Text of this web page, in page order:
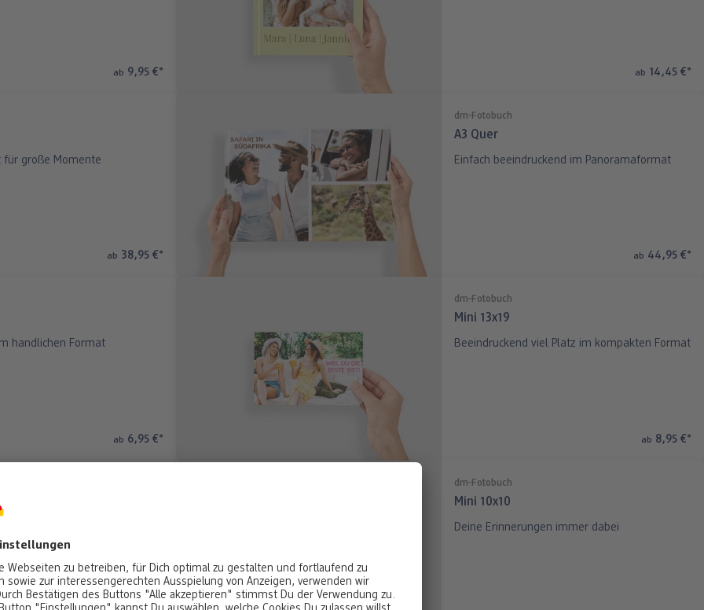
ab 9,95 €* ab 14,45 €*
für große Momente
ab 38,95 €*
dm-Fotobuch
A3 Quer
Einfach beeindruckend im Panoramaformat
ab 44,95 €*
handlichen Format
ab 6,95 €*
dm-Fotobuch
Mini 13x19
Beeindruckend viel Platz im kompakten Format
ab 8,95 €*
dm-Fotobuch
Mini 10x10
Deine Erinnerungen immer dabei